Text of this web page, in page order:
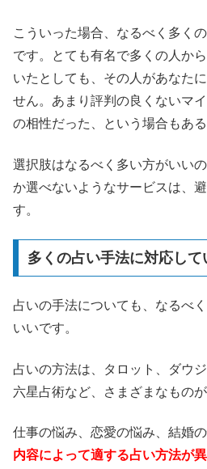
こういった場合、なるべく多く
です。とても有名で多くの人か
いたとしても、その人があなた
せん。あまり評判の良くないマ
の相性だった、という場合もある
選択肢はなるべく多い方がいい
か選べないようなサービスは、
す。
多くの占い手法に対応して
占いの手法についても、なるべ
いいです。
占いの方法は、タロット、ダウ
六星占術など、さまざまなもの
仕事の悩み、恋愛の悩み、結婚の
内容によって適する占い方法が